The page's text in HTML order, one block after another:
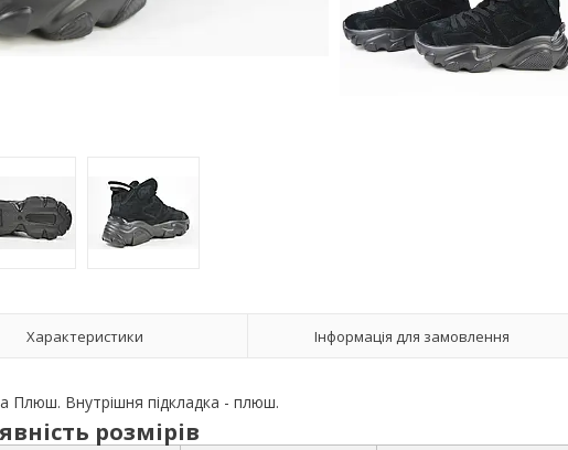
Характеристики Інформація для замовлення
Плюш. Внутрішня підкладка - плюш.
розмірів